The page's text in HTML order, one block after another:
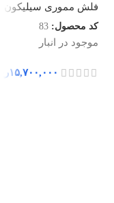
فلش مموری سیلیکون
کد محصول: 83
موجود در انبار
۱۵,۷۰۰,۰۰۰